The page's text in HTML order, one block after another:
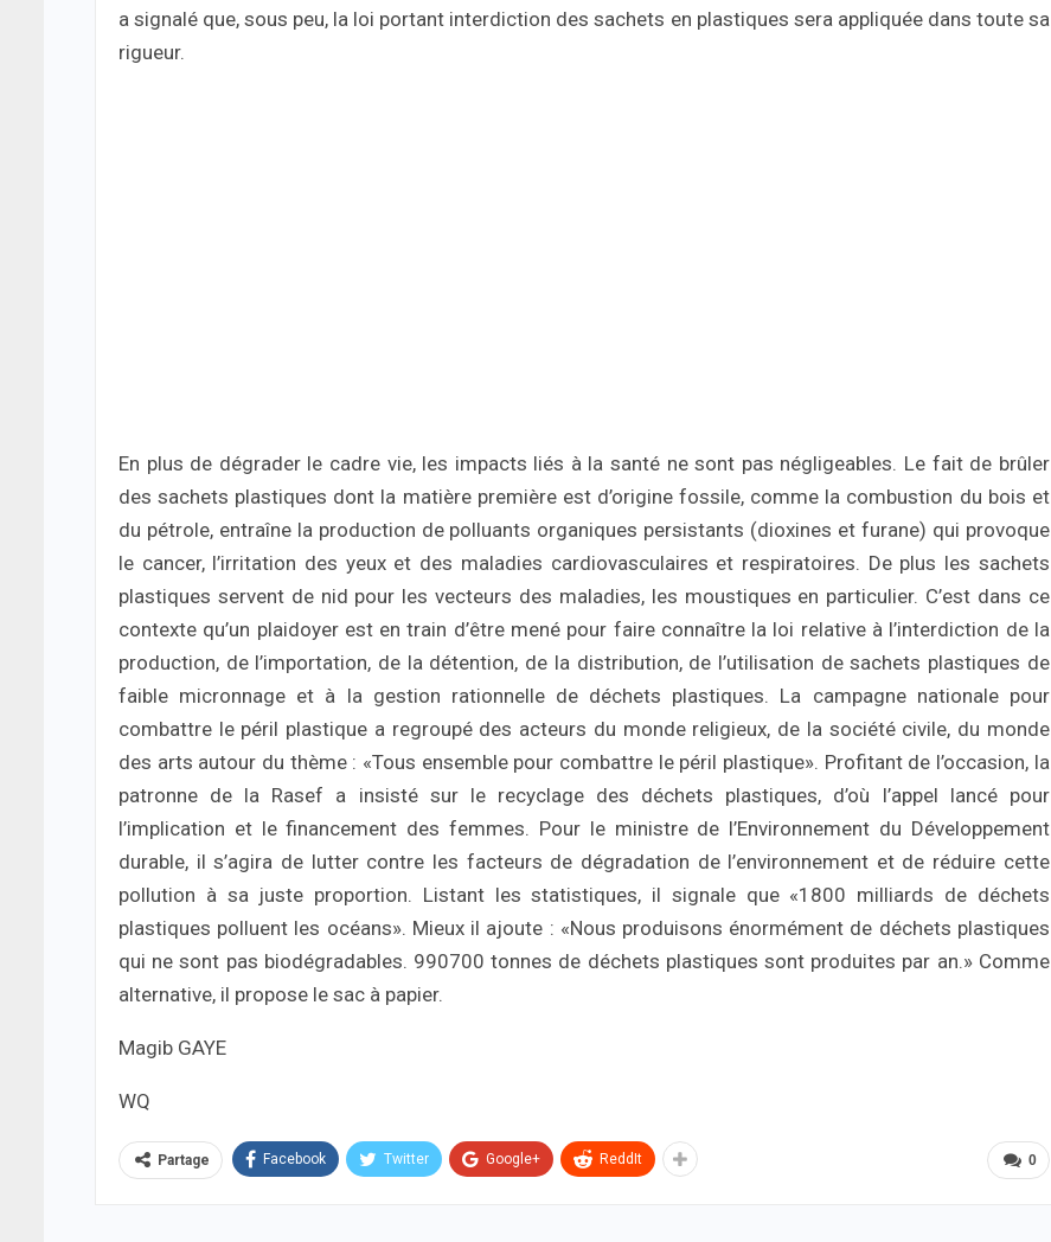
a signalé que, sous peu, la loi portant interdiction des sachets en plastiques sera appliquée dans toute sa
rigueur.
En plus de dégrader le cadre vie, les impacts liés à la santé ne sont pas négligeables. Le fait de brûler
des sachets plastiques dont la matière première est d’origine fossile, comme la combustion du bois et
du pétrole, entraîne la production de polluants organiques persistants (dioxines et furane) qui provoque
le cancer, l’irritation des yeux et des maladies cardiovasculaires et respiratoires. De plus les sachets
plastiques servent de nid pour les vecteurs des maladies, les moustiques en particulier. C’est dans ce
contexte qu’un plaidoyer est en train d’être mené pour faire connaître la loi relative à l’interdiction de la
production, de l’importation, de la détention, de la distribution, de l’utilisation de sachets plastiques de
faible micronnage et à la gestion rationnelle de déchets plastiques. La campagne nationale pour
combattre le péril plastique a regroupé des acteurs du monde religieux, de la société civile, du monde
des arts autour du thème : «Tous ensemble pour combattre le péril plastique». Profitant de l’occasion, la
patronne de la Rasef a insisté sur le recyclage des déchets plastiques, d’où l’appel lancé pour
l’implication et le financement des femmes. Pour le ministre de l’Environnement du Développement
durable, il s’agira de lutter contre les facteurs de dégradation de l’environnement et de réduire cette
pollution à sa juste proportion. Listant les statistiques, il signale que «1800 milliards de déchets
plastiques polluent les océans». Mieux il ajoute : «Nous produisons énormément de déchets plastiques
qui ne sont pas biodégradables. 990700 tonnes de déchets plastiques sont produites par an.» Comme
alternative, il propose le sac à papier.
Magib GAYE
WQ
0
Partage Facebook Twitter Google+ ReddIt